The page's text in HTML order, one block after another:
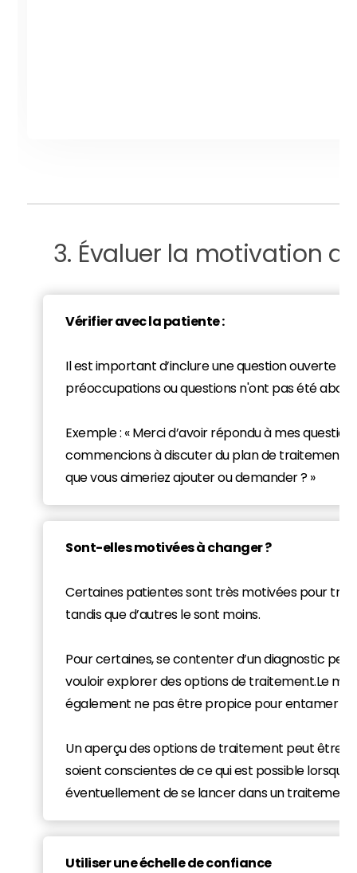
3. Évaluer la motivation
Vérifier avec la patiente :
Il est important d’inclure une question ouverte
préoccupations ou questions n'ont pas été
Exemple : « Merci d’avoir répondu à mes
commencions à discuter du plan de traitement,
que vous aimeriez ajouter ou demander ? »
Sont-elles motivées à changer ?
Certaines patientes sont très motivées pour
tandis que d’autres le sont moins.
Pour certaines, se contenter d’un diagnostic
vouloir explorer des options de traitement.Le
également ne pas être propice pour entamer et
Un aperçu des options de traitement peut être
soient conscientes de ce qui est possible
éventuellement de se lancer dans un traitement.
Utiliser une échelle de confiance